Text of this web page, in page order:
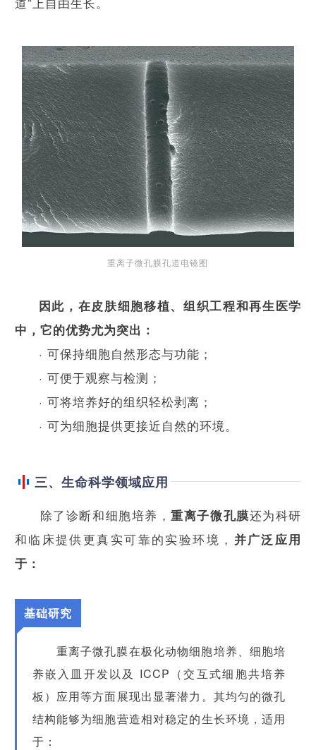
重离子微孔膜孔道电镜图
因此，在皮肤细胞移植、组织工程和再生医学
中，它的优势尤为突出：
· 可保持细胞自然形态与功能；
· 可便于观察与检测；
· 可将培养好的组织轻松剥离；
· 可为细胞提供更接近自然的环境。
三、生命科学领域应用
除了诊断和细胞培养，重离子微孔膜还为科研
和临床提供更真实可靠的实验环境， 并广泛应用
于：
基础研究
重离子微孔膜在极化动物细胞培养、细胞培
养嵌入皿开发以及 ICCP（交互式细胞共培养
板）应用等方面展现出显著潜力。其均匀的微孔
结构能够为细胞营造相对稳定的生长环境，适用
于：